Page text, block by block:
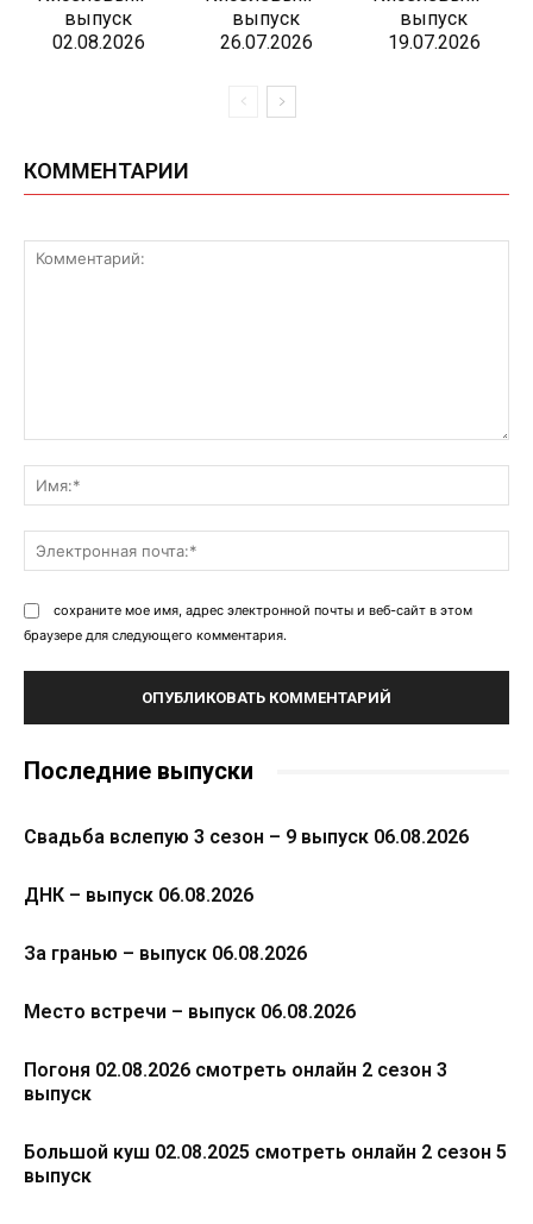
выпуск
02.08.2026
выпуск
26.07.2026
выпуск
19.07.2026
КОММЕНТАРИИ
сохраните мое имя, адрес электронной почты и веб-сайт в этом
браузере для следующего комментария.
Последние выпуски
Свадьба вслепую 3 сезон – 9 выпуск 06.08.2026
ДНК – выпуск 06.08.2026
За гранью – выпуск 06.08.2026
Место встречи – выпуск 06.08.2026
Погоня 02.08.2026 смотреть онлайн 2 сезон 3
выпуск
Большой куш 02.08.2025 смотреть онлайн 2 сезон 5
выпуск